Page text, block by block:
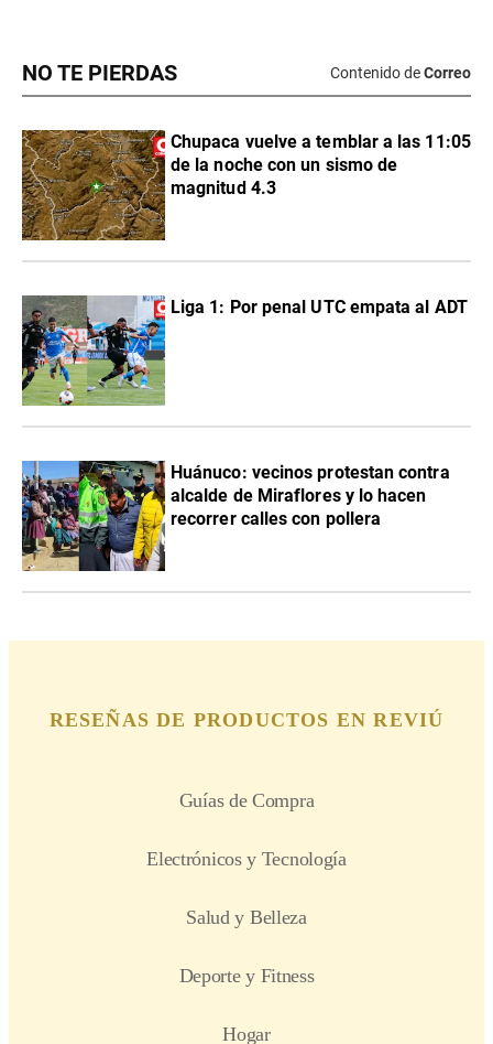
NO TE PIERDAS Contenido deCorreo
Chupaca vuelve a temblar a las 11:05
de la noche con un sismo de
magnitud 4.3
Liga 1: Por penal UTC empata al ADT
Huánuco: vecinos protestan contra
alcalde de Miraflores y lo hacen
recorrer calles con pollera